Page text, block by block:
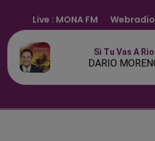
Live : MONA FM
Si Tu Vas A Rio
DARIO